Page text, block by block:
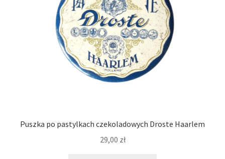
Puszka po pastylkach czekoladowych Droste Haarlem
29,00 zł